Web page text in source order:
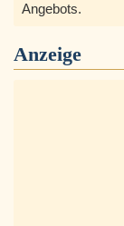
Angebots.
Anzeige